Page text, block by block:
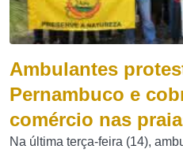
Ambulantes
Pernambuco e
comércio nas
Na última terça-feira (14),